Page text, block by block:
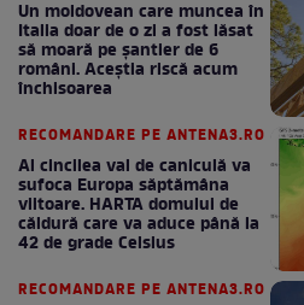
Un moldovean care muncea în
Italia doar de o zi a fost lăsat
să moară pe şantier de 6
români. Aceștia riscă acum
închisoarea
RECOMANDARE PE ANTENA3.RO
Al cincilea val de caniculă va
sufoca Europa săptămâna
viitoare. HARTA domului de
căldură care va aduce până la
42 de grade Celsius
RECOMANDARE PE ANTENA3.RO